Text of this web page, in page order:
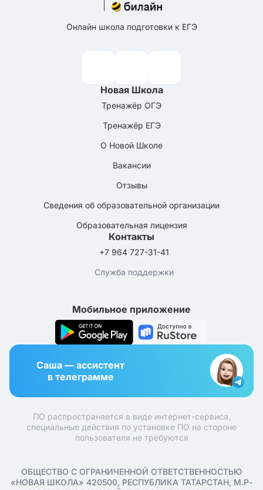
Онлайн школа подготовки к ЕГЭ
Новая Школа
Тренажёр ОГЭ
Тренажёр ЕГЭ
О Новой Школе
Вакансии
Отзывы
Сведения об образовательной организации
Образовательная лицензия
Контакты
+7 964 727-31-41
Служба поддержки
Мобильное приложение
Саша — ассистент
в телеграмме
ПО распространяется в виде интернет-сервиса,
специальные действия по установке ПО на стороне
пользователя не требуются
ОБЩЕСТВО С ОГРАНИЧЕННОЙ ОТВЕТСТВЕННОСТЬЮ
«НОВАЯ ШКОЛА» 420500, РЕСПУБЛИКА ТАТАРСТАН, М.Р-